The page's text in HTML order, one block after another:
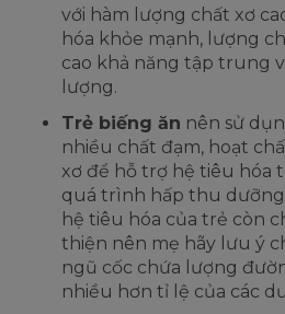
với hàm lượng chất xơ
hóa khỏe mạnh, lượng
cao khả năng tập trung
lượng.
Trẻ biếng ăn nên sử
nhiều chất đạm, hoạt
xơ để hỗ trợ hệ tiêu hóa
quá trình hấp thu
hệ tiêu hóa của trẻ còn
thiện nên mẹ hãy lưu ý
ngũ cốc chứa lượng
nhiều hơn tỉ lệ của các